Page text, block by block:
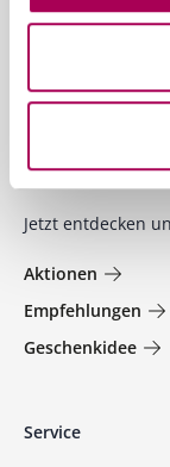
News und
Jetzt anmelden
Welt der Weine
Jetzt entdecken
Aktionen
Empfehlungen
Geschenkidee
Service